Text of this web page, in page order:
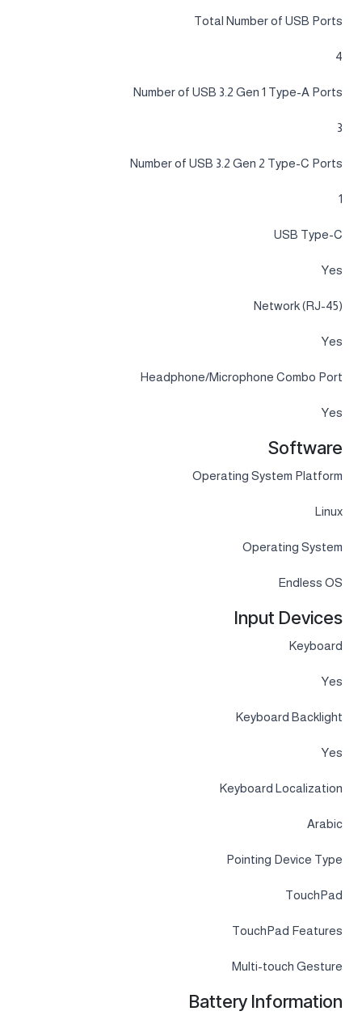
Total Number of USB Ports
4
Number of USB 3.2 Gen 1 Type-A Ports
3
Number of USB 3.2 Gen 2 Type-C Ports
1
USB Type-C
Yes
Network (RJ-45)
Yes
Headphone/Microphone Combo Port
Yes
Software
Operating System Platform
Linux
Operating System
Endless OS
Input Devices
Keyboard
Yes
Keyboard Backlight
Yes
Keyboard Localization
Arabic
Pointing Device Type
TouchPad
TouchPad Features
Multi-touch Gesture
Battery Information